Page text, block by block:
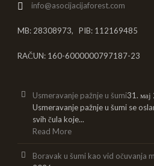
info@asocijacijaforest.com
MB: 28308973, PIB: 112169485
RAČUN: 160-6000000797187-23
Usmeravanje pažnje u šumi31.
Usmeravanje pažnje u šumi se
svih čula koje...
Read More
Boravak u šumi kao vid očuvanja